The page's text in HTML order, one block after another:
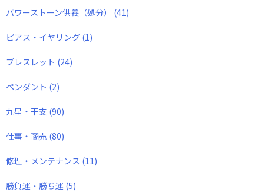
パワーストーン供養（処分） (41)
ピアス・イヤリング (1)
ブレスレット (24)
ペンダント (2)
九星・干支 (90)
仕事・商売 (80)
修理・メンテナンス (11)
勝負運・勝ち運 (5)